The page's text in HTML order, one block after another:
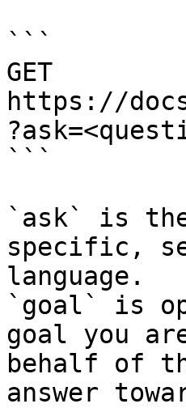
```
GET
https://
```
`ask` is
specific,
language.
`goal` is
goal you
behalf of
answer